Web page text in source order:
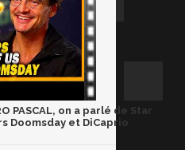
PASCAL, on a parlé de Star
Doomsday et DiCaprio